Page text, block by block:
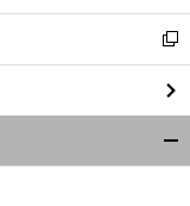
開
く
新
し
い
ウ
ィ
ン